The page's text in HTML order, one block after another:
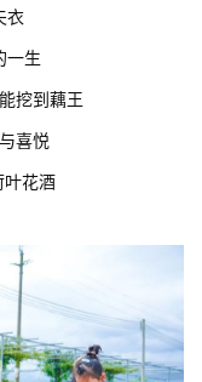
衣
一生
挖到藕王
喜悦
花酒